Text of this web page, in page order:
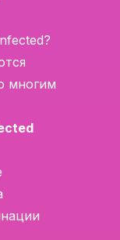
многим